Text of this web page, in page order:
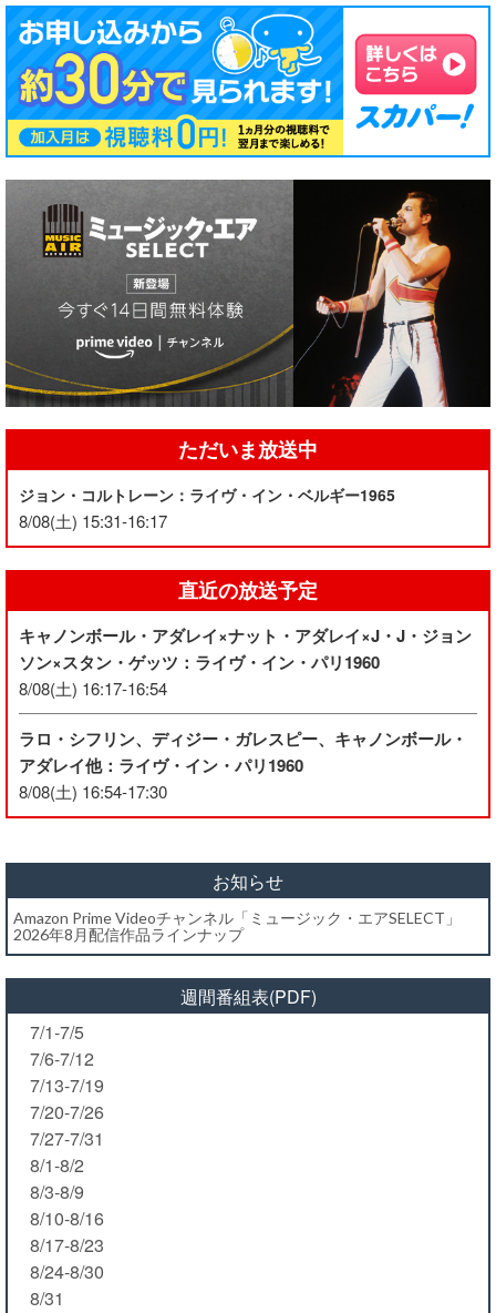
ただいま放送中
ジョン・コルトレーン：ライヴ・イン・ベルギー1965
8/08(土) 15:31-16:17
直近の放送予定
キャノンボール・アダレイ×ナット・アダレイ×J・J・ジョン
ソン×スタン・ゲッツ：ライヴ・イン・パリ1960
8/08(土) 16:17-16:54
ラロ・シフリン、ディジー・ガレスピー、キャノンボール・
アダレイ他：ライヴ・イン・パリ1960
8/08(土) 16:54-17:30
お知らせ
Amazon Prime Videoチャンネル「ミュージック・エアSELECT」
2026年8月配信作品ラインナップ
週間番組表(PDF)
7/1-7/5
7/6-7/12
7/13-7/19
7/20-7/26
7/27-7/31
8/1-8/2
8/3-8/9
8/10-8/16
8/17-8/23
8/24-8/30
8/31